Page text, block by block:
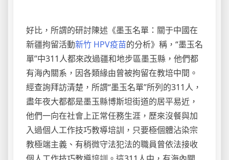
好比，所謂的研討陳述《墨玉名單：關于中國在
新疆拘留活動新竹 HPV疫苗的分析》稱，“墨玉名
單”中311人都來改過疆和地步區墨玉縣，他們都
有海內關系，因各類緣由曾被拘留在教培中間。
經查詢拜訪清楚，所謂“墨玉名單”所列的311人，
盡年夜大都都是墨玉縣博斯坦街道的居平易近，
他們一向在社會上正常任務生涯，歷來沒餐與加
入過個人工作技巧教導培訓，只要極個體沾染宗
教極端主義、有稍微守法犯法的職員曾依法接收